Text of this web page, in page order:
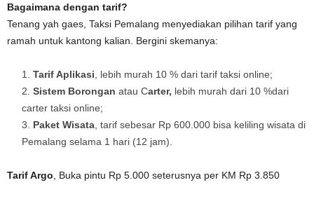
Bagaimana dengan tarif?
Tenang yah gaes, Taksi Pemalang menyediakan pilihan tarif yang
ramah untuk kantong kalian. Bergini skemanya:
Tarif Aplikasi, lebih murah 10 % dari tarif taksi online;
Sistem Borongan atau Carter, lebih murah dari 10 %dari
carter taksi online;
Paket Wisata, tarif sebesar Rp 600.000 bisa keliling wisata di
Pemalang selama 1 hari (12 jam).
Tarif Argo, Buka pintu Rp 5.000 seterusnya per KM Rp 3.850